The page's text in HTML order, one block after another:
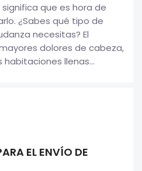
significa que es hora de
¿Sabes qué tipo de
necesitas? El
dolores de cabeza,
habitaciones llenas...
EL ENVÍO DE